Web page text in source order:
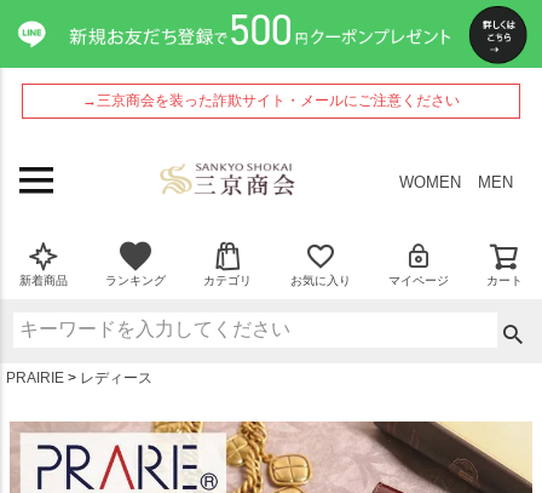
→三京商会を装った詐欺サイト・メールにご注意ください
WOMEN MEN
新着商品 ランキング カテゴリ お気に入り マイページ カート
PRAIRIE レディース
ペー
ジト
ップ
へ